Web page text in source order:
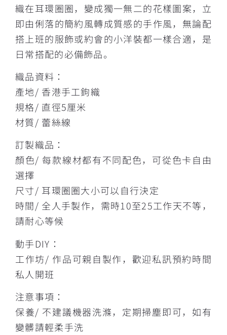
織在耳環圈圈，變成獨一無二的花樣圖案，立
即由俐落的簡約風轉成質感的手作風，無論配
搭上班的服飾或約會的小洋裝都一樣合適，是
日常搭配的必備飾品。
織品資料：
產地/ 香港手工鉤織
規格/ 直徑5厘米
材質/ 蕾絲線
訂製織品：
顏色/ 每款線材都有不同配色，可從色卡自由
選擇
尺寸/ 耳環圈圈大小可以自行決定
時間/ 全人手製作，需時10至25工作天不等，
請耐心等候
動手DIY：
工作坊/ 作品可親自製作，歡迎私訊預約時間
私人開班
注意事項：
保養/ 不建議機器洗滌，定期掃塵即可，如有
變髒請輕柔手洗